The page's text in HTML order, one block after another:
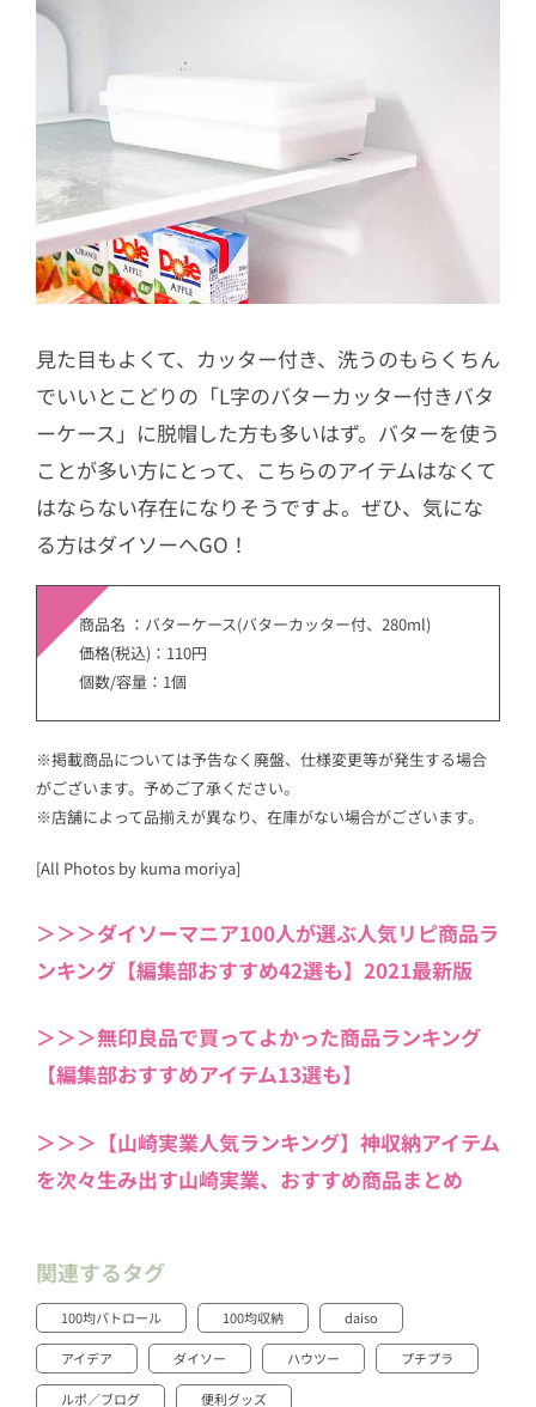
見た目もよくて、カッター付き、洗うのもらくちん
でいいとこどりの「L字のバターカッター付きバタ
ーケース」に脱帽した方も多いはず。バターを使う
ことが多い方にとって、こちらのアイテムはなくて
はならない存在になりそうですよ。ぜひ、気にな
る方はダイソーへGO！
商品名 ：バターケース(バターカッター付、280ml)
価格(税込)：110円
個数/容量：1個
※掲載商品については予告なく廃盤、仕様変更等が発生する場合
がございます。予めご了承ください。
※店舗によって品揃えが異なり、在庫がない場合がございます。
[All Photos by kuma moriya]
＞＞＞ダイソーマニア100人が選ぶ人気リピ商品ラ
ンキング【編集部おすすめ42選も】2021最新版
＞＞＞無印良品で買ってよかった商品ランキング
【編集部おすすめアイテム13選も】
＞＞＞【山崎実業人気ランキング】神収納アイテム
を次々生み出す山崎実業、おすすめ商品まとめ
関連するタグ
100均パトロール 100均収納 daiso
アイデア ダイソー ハウツー プチプラ
ルポ／ブログ 便利グッズ